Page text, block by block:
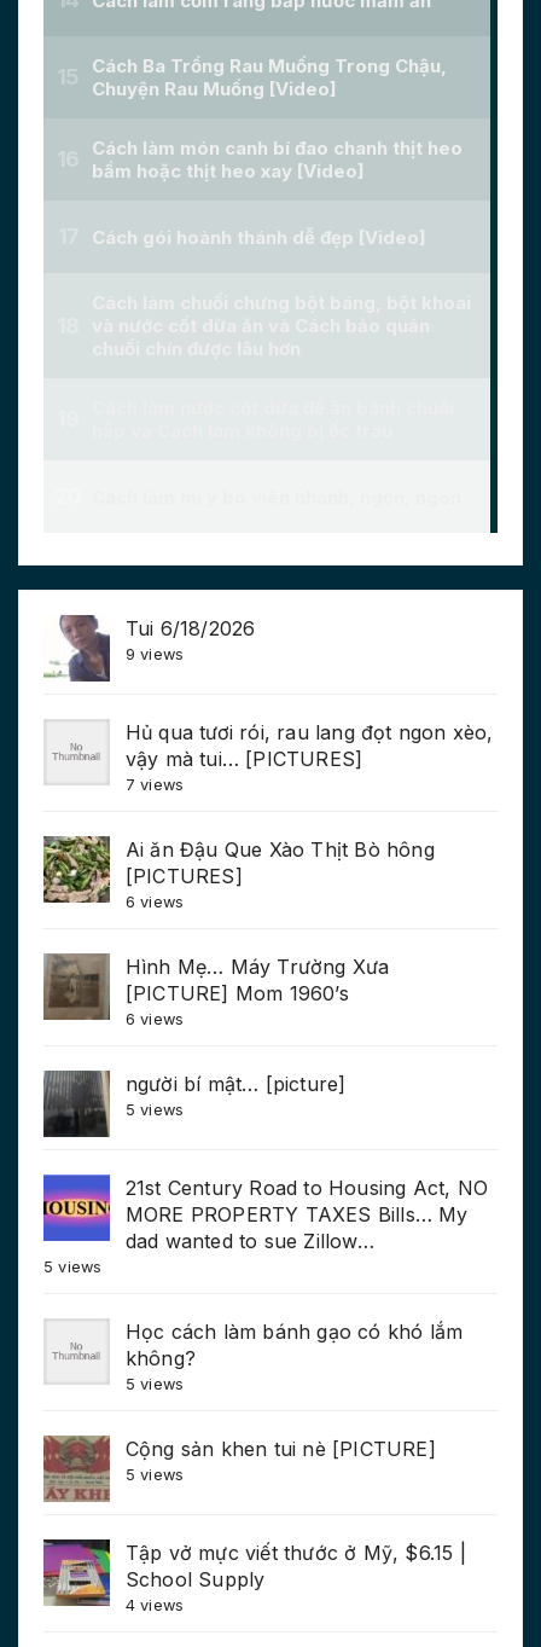
Tui 6/18/2026
9 views
Hủ qua tươi rói, rau lang đọt ngon xèo,
vậy mà tui… [PICTURES]
7 views
Ai ăn Đậu Que Xào Thịt Bò hông
[PICTURES]
6 views
Hình Mẹ… Máy Trường Xưa
[PICTURE] Mom 1960’s
6 views
người bí mật… [picture]
5 views
21st Century Road to Housing Act, NO
MORE PROPERTY TAXES Bills… My
dad wanted to sue Zillow…
5 views
Học cách làm bánh gạo có khó lắm
không?
5 views
Cộng sản khen tui nè [PICTURE]
5 views
Tập vở mực viết thước ở Mỹ, $6.15 |
School Supply
4 views